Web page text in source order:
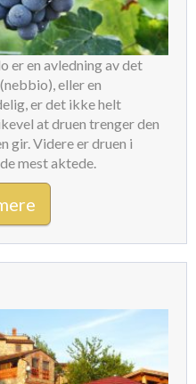
er en avledning av det
eller en
er det ikke helt
at druen trenger den
gir. Videre er druen i
mest aktede.